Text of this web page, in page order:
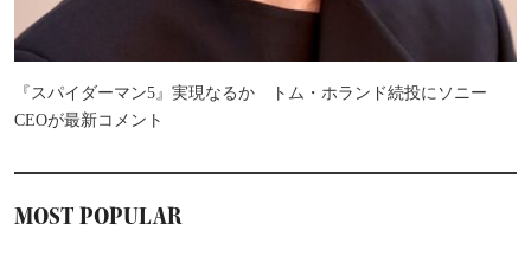
『スパイダーマン5』実現なるか トム・ホランド続投にソニー
CEOが最新コメント
MOST POPULAR